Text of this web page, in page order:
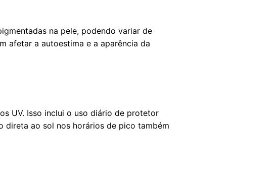
na pele, podendo variar de
afetar a autoestima e a aparência da
UV. Isso inclui o uso diário de protetor
direta ao sol nos horários de pico também